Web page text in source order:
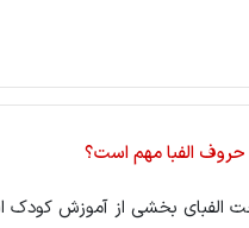
حروف الفبا مهم است؟
الفبای بخشی از آموزش کودک